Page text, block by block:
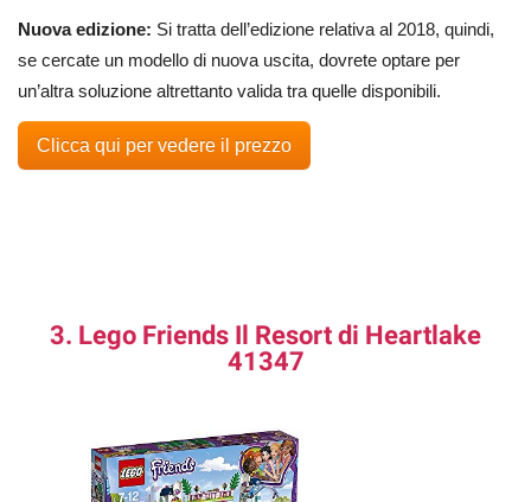
Nuova edizione: Si tratta dell’edizione relativa al 2018, quindi,
se cercate un modello di nuova uscita, dovrete optare per
un’altra soluzione altrettanto valida tra quelle disponibili.
Clicca qui per vedere il prezzo
3. Lego Friends Il Resort di Heartlake
41347